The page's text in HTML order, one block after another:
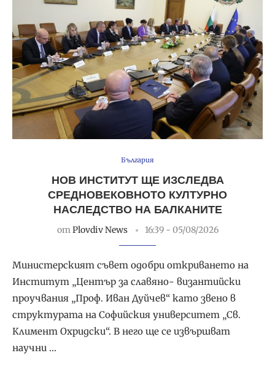
България
НОВ ИНСТИТУТ ЩЕ ИЗСЛЕДВА
СРЕДНОВЕКОВНОТО КУЛТУРНО
НАСЛЕДСТВО НА БАЛКАНИТЕ
отPlovdiv News 16:39 - 05/08/2026
Министерският съвет одобри откриването на
Институт „Център за славяно- византийски
проучвания „Проф. Иван Дуйчев“ като звено в
структурата на Софийския университет „Св.
Климент Охридски“. В него ще се извършват
научни …